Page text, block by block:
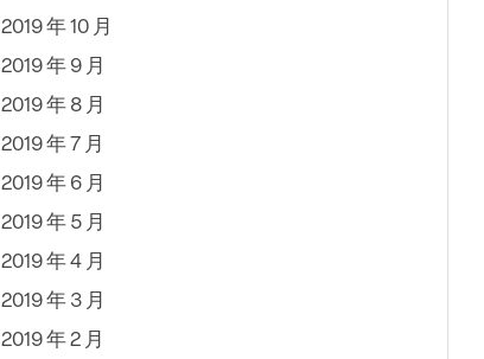
2019 年 10 月
2019 年 9 月
2019 年 8 月
2019 年 7 月
2019 年 6 月
2019 年 5 月
2019 年 4 月
2019 年 3 月
2019 年 2 月